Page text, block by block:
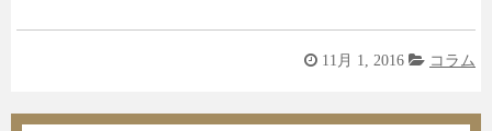
11月 1, 2016 コラム